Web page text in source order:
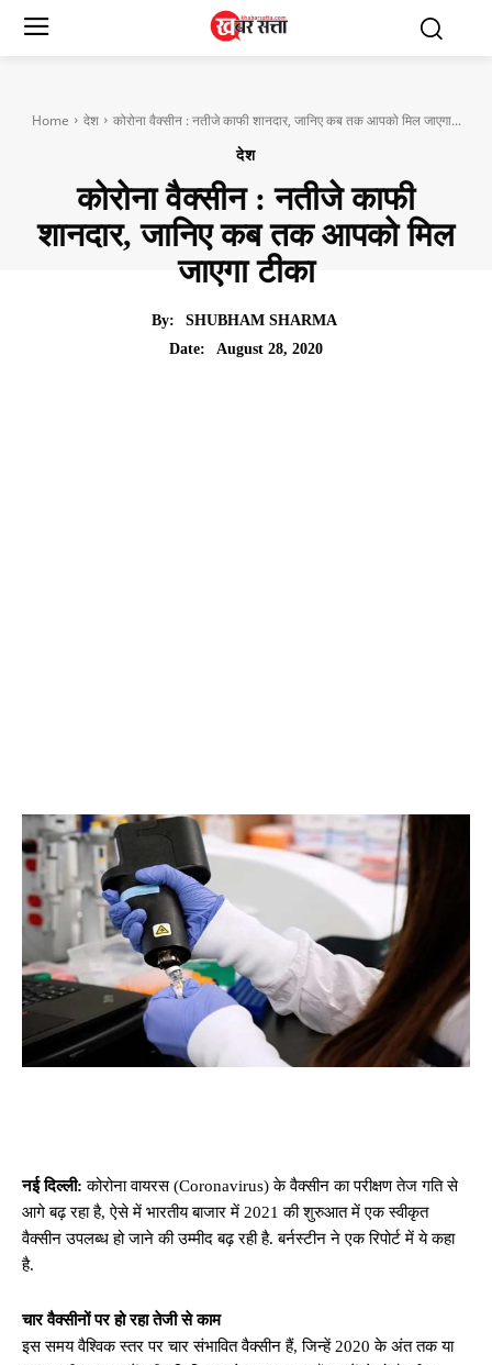
Home देश कोरोना वैक्सीन : नतीजे काफी शानदार, जानिए कब तक आपको मिल जाएगा...
देश
कोरोना वैक्सीन : नतीजे काफी
शानदार, जानिए कब तक आपको मिल
जाएगा टीका
By:
SHUBHAM SHARMA
Date:
August 28, 2020
नई दिल्ली: कोरोना वायरस (Coronavirus) के वैक्सीन का परीक्षण तेज गति से
आगे बढ़ रहा है, ऐसे में भारतीय बाजार में 2021 की शुरुआत में एक स्वीकृत
वैक्सीन उपलब्ध हो जाने की उम्मीद बढ़ रही है. बर्नस्टीन ने एक रिपोर्ट में ये कहा
है.
चार वैक्सीनों पर हो रहा तेजी से काम
इस समय वैश्विक स्तर पर चार संभावित वैक्सीन हैं, जिन्हें 2020 के अंत तक या